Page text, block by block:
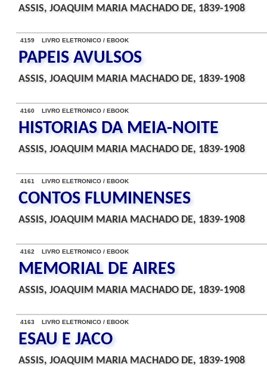
ASSIS, JOAQUIM MARIA MACHADO DE, 1839-1908
4159 LIVRO ELETRONICO / EBOOK
PAPEIS AVULSOS
ASSIS, JOAQUIM MARIA MACHADO DE, 1839-1908
4160 LIVRO ELETRONICO / EBOOK
HISTORIAS DA MEIA-NOITE
ASSIS, JOAQUIM MARIA MACHADO DE, 1839-1908
4161 LIVRO ELETRONICO / EBOOK
CONTOS FLUMINENSES
ASSIS, JOAQUIM MARIA MACHADO DE, 1839-1908
4162 LIVRO ELETRONICO / EBOOK
MEMORIAL DE AIRES
ASSIS, JOAQUIM MARIA MACHADO DE, 1839-1908
4163 LIVRO ELETRONICO / EBOOK
ESAU E JACO
ASSIS, JOAQUIM MARIA MACHADO DE, 1839-1908